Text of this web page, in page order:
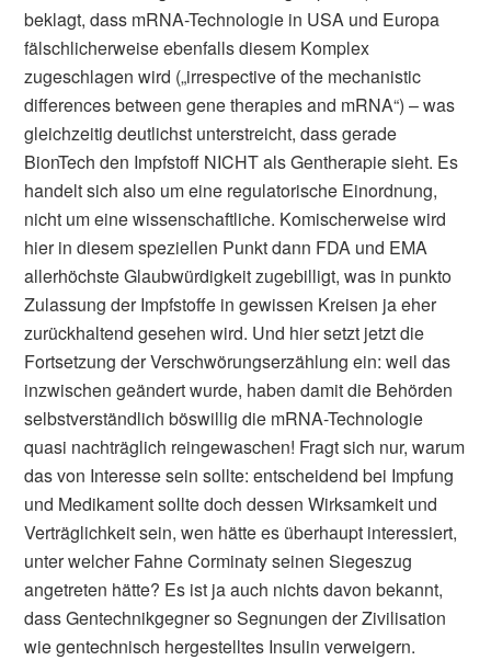
beklagt, dass mRNA-Technologie in USA und Europa
fälschlicherweise ebenfalls diesem Komplex
zugeschlagen wird („irrespective of the mechanistic
differences between gene therapies and mRNA“) – was
gleichzeitig deutlichst unterstreicht, dass gerade
BionTech den Impfstoff NICHT als Gentherapie sieht. Es
handelt sich also um eine regulatorische Einordnung,
nicht um eine wissenschaftliche. Komischerweise wird
hier in diesem speziellen Punkt dann FDA und EMA
allerhöchste Glaubwürdigkeit zugebilligt, was in punkto
Zulassung der Impfstoffe in gewissen Kreisen ja eher
zurückhaltend gesehen wird. Und hier setzt jetzt die
Fortsetzung der Verschwörungserzählung ein: weil das
inzwischen geändert wurde, haben damit die Behörden
selbstverständlich böswillig die mRNA-Technologie
quasi nachträglich reingewaschen! Fragt sich nur, warum
das von Interesse sein sollte: entscheidend bei Impfung
und Medikament sollte doch dessen Wirksamkeit und
Verträglichkeit sein, wen hätte es überhaupt interessiert,
unter welcher Fahne Corminaty seinen Siegeszug
angetreten hätte? Es ist ja auch nichts davon bekannt,
dass Gentechnikgegner so Segnungen der Zivilisation
wie gentechnisch hergestelltes Insulin verweigern.